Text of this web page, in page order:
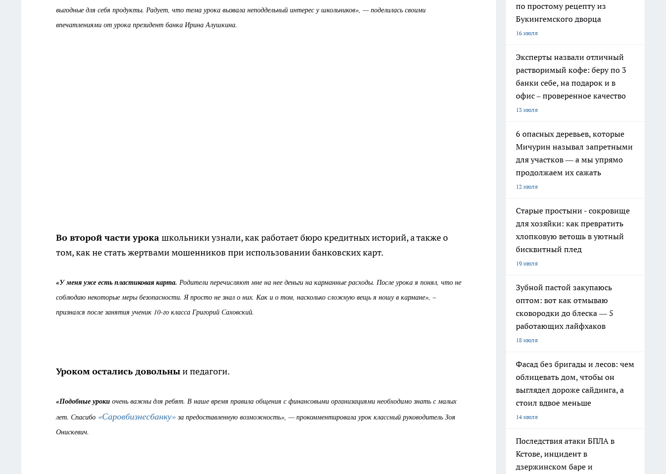
выгодные для себя продукты. Радует, что тема урока вызвала неподдельный интерес у школьников», — поделилась своими
впечатлениями от урока президент банка Ирина Алушкина.
Во второй части урока школьники узнали, как работает бюро кредитных историй, а также о
том, как не стать жертвами мошенников при использовании банковских карт.
«У меня уже есть пластиковая карта. Родители перечисляют мне на нее деньги на карманные расходы. После урока я понял, что не
соблюдаю некоторые меры безопасности. Я просто не знал о них. Как и о том, насколько сложную вещь я ношу в кармане», –
признался после занятия ученик 10-го класса Григорий Саховский.
Уроком остались довольныи педагоги.
«Подобные уроки очень важны для ребят. В наше время правила общения с финансовыми организациями необходимо знать с малых
лет. Спасибо «Саровбизнесбанку» за предоставленную возможность», — прокомментировала урок классный руководитель Зоя
Онискевич.
по простому рецепту из
Букингемского дворца
16 июля
Эксперты назвали отличный
растворимый кофе: беру по 3
банки себе, на подарок и в
офис – проверенное качество
13 июля
6 опасных деревьев, которые
Мичурин называл запретными
для участков — а мы упрямо
продолжаем их сажать
12 июля
Старые простыни - сокровище
для хозяйки: как превратить
хлопковую ветошь в уютный
бисквитный плед
19 июля
Зубной пастой закупаюсь
оптом: вот как отмываю
сковородки до блеска — 5
работающих лайфхаков
18 июля
Фасад без бригады и лесов: чем
облицевать дом, чтобы он
выглядел дороже сайдинга, а
стоил вдвое меньше
14 июля
Последствия атаки БПЛА в
Кстове, инцидент в
дзержинском баре и